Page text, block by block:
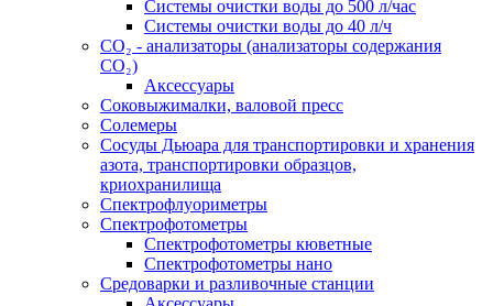
Системы очистки воды до 500 л/час
Системы очистки воды до 40 л/ч
СО₂ - анализаторы (анализаторы содержания
СО₂)
Аксессуары
Соковыжималки, валовой пресс
Солемеры
Сосуды Дьюара для транспортировки и хранения
азота, транспортировки образцов,
криохранилища
Спектрофлуориметры
Спектрофотометры
Спектрофотометры кюветные
Спектрофотометры нано
Средоварки и разливочные станции